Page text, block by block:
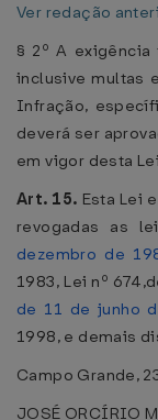
Ver redação
§ 2º A
inclusive multas
Infração,
deverá ser
em vigor desta
Art. 15. Esta Lei
revogadas as
dezembro de
1983, Lei nº
de 11 de junho
1998, e demais
Campo Grande,
JOSÉ ORCÍRIO